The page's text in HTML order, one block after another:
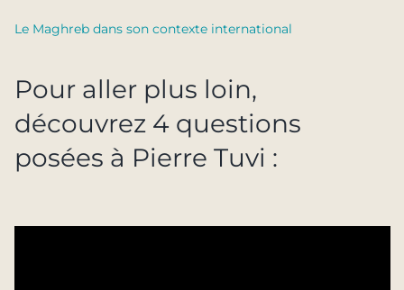
Le Maghreb dans son contexte international
Pour aller plus loin,
découvrez 4 questions
posées à Pierre Tuvi :